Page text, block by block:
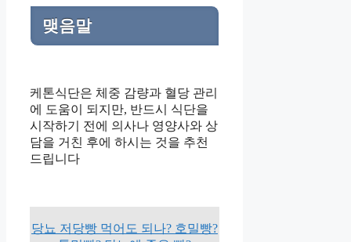
맺음말
케톤식단은 체중 감량과 혈당 관리
에 도움이 되지만, 반드시 식단을
시작하기 전에 의사나 영양사와 상
담을 거친 후에 하시는 것을 추천
드립니다
당뇨 저당빵 먹어도 되나? 호밀빵?